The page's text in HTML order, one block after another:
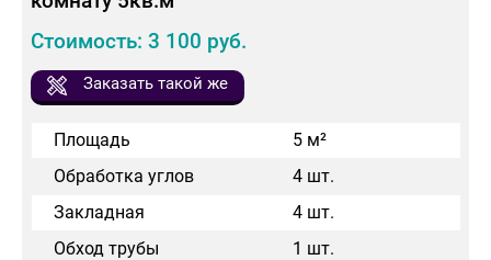
Стоимость: 3 100 руб.
Заказать такой же
Площадь
5 м²
Обработка углов
4 шт.
Закладная
4 шт.
Обход трубы
1 шт.